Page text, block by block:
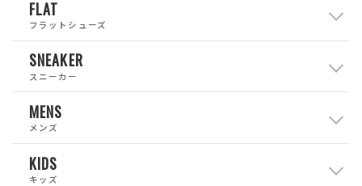
FLAT
フラットシューズ
SNEAKER
スニーカー
MENS
メンズ
KIDS
キッズ